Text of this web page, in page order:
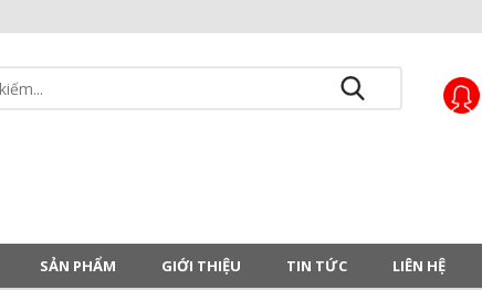
SẢN PHẨM GIỚI THIỆU TIN TỨC LIÊN HỆ